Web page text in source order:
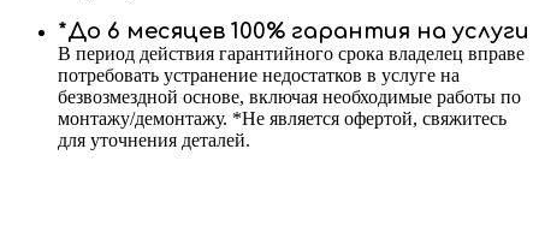
*До 6 месяцев 100% гарантия на услуги
В период действия гарантийного срока владелец вправе
потребовать устранение недостатков в услуге на
безвозмездной основе, включая необходимые работы по
монтажу/демонтажу. *Не является офертой, свяжитесь
для уточнения деталей.